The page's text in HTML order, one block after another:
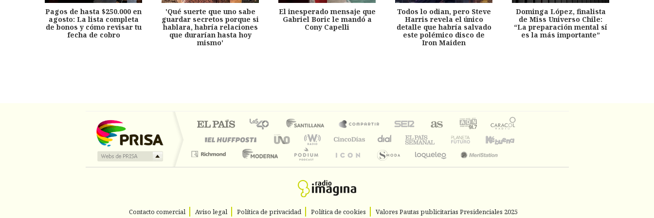
Pagos de hasta $250.000 en
agosto: La lista completa
de bonos y cómo revisar tu
fecha de cobro
'Qué suerte que uno sabe
guardar secretos porque si
hablara, habría relaciones
que durarían hasta hoy
mismo'
El inesperado mensaje que
Gabriel Boric le mandó a
Cony Capelli
Todos lo odian, pero Steve
Harris revela el único
detalle que habría salvado
este polémico disco de
Iron Maiden
Dominga López, finalista
de Miss Universo Chile:
“La preparación mental sí
es la más importante”
Contacto comercial Aviso legal Política de privacidad Política de cookies Valores Pautas publicitarias Presidenciales 2025